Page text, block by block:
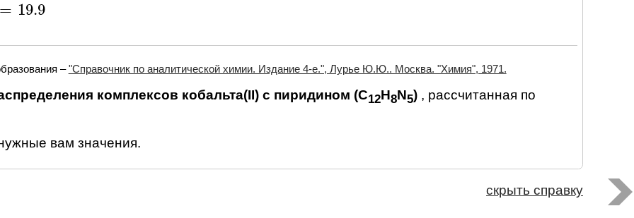
= 19.9
19.9
–"Справочник по аналитической химии. Издание 4-е.", Лурье Ю.Ю.. Москва. "Химия", 1971.
комплексов кобальта(II) с пиридином (C12H8N5) , рассчитанная по
вам значения.
скрыть справку